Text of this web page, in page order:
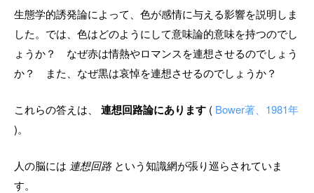
生態学的誘発論によって、色が感情に与える影響を説明しま
した。では、色はどのようにして意味論的意味を持つのでし
ょうか？ なぜ赤は情熱やロマンスを連想させるのでしょう
か？ また、なぜ黒は哀悼を連想させるのでしょうか？
これらの答えは、 連想回路論にあります ( Bower著、1981年
)。
人の脳には 連想回路という知識網が張り巡らされていま
す。